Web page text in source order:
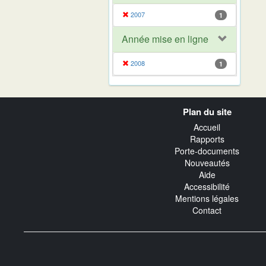
2007 1
Année mise en ligne
2008 1
Plan du site
Accueil
Rapports
Porte-documents
Nouveautés
Aide
Accessibilité
Mentions légales
Contact